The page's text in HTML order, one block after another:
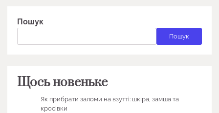
Пошук
Пошук
Щось новеньке
Як прибрати заломи на взутті: шкіра, замша та
кросівки